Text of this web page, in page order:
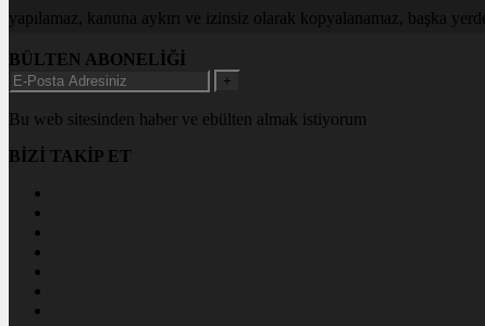
yapılamaz, kanuna aykırı ve izinsiz olarak kopyalanamaz, başka
BÜLTEN ABONELİĞİ
+
Bu web sitesinden haber ve ebülten almak istiyorum
BİZİ TAKİP ET